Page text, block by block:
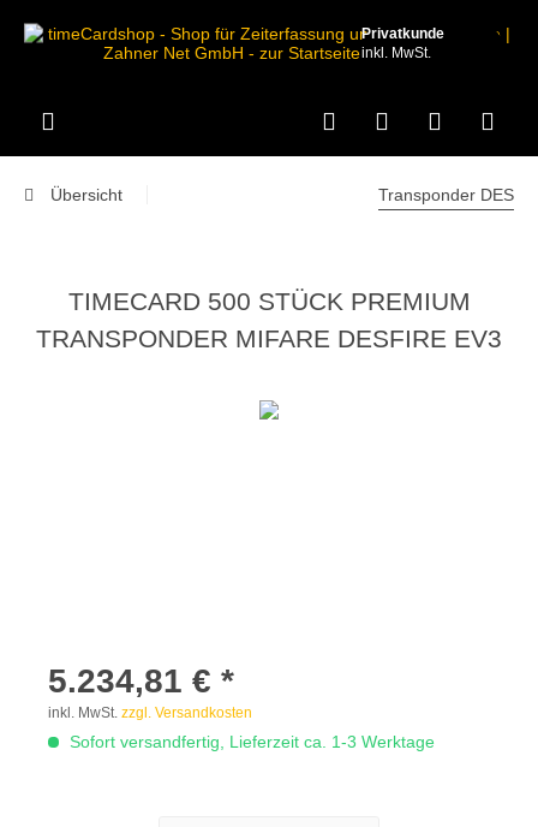
Privatkunde
inkl. MwSt.
Übersicht Transponder DES
TIMECARD 500 STÜCK PREMIUM
TRANSPONDER MIFARE DESFIRE EV3
5.234,81 € *
inkl. MwSt. zzgl. Versandkosten
Sofort versandfertig, Lieferzeit ca. 1-3 Werktage